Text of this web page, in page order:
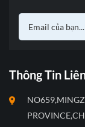
Thông Tin